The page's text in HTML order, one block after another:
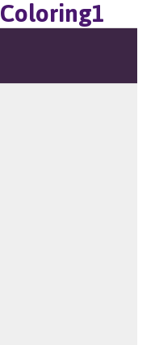
Coloring1